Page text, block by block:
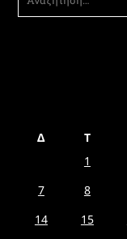
ΓΙΑ:
Δ Τ
1
7
8
14
15